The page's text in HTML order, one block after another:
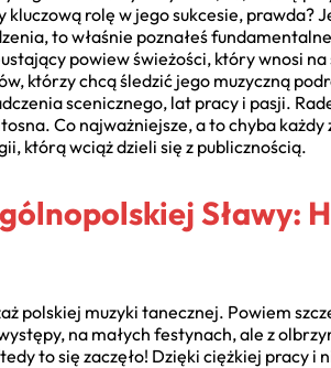
rolę w jego sukcesie, prawda?
to właśnie poznałeś
powiew świeżości, który wnosi
którzy chcą śledzić jego muzyczną
scenicznego, lat pracy i pasji.
Co najważniejsze, a to chyba każdy
którą wciąż dzieli się z publicznością.
Sławy:
polskiej muzyki tanecznej. Powiem
na małych festynach, ale z
to się zaczęło! Dzięki ciężkiej pracy i